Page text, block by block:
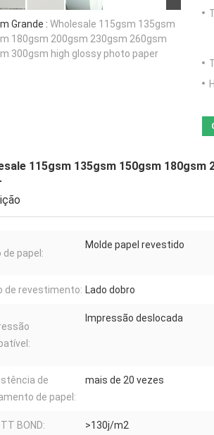
Grande : Wholesale 115gsm 135gsm
180gsm 200gsm 230gsm 260gsm
300gsm high glossy photo paper
115gsm 135gsm 150gsm
de papel:
Molde papel revestido
de revestimento: Lado dobro
Impressão deslocada
de
de papel:
mais de 20 vezes
BOND: >130j/m2